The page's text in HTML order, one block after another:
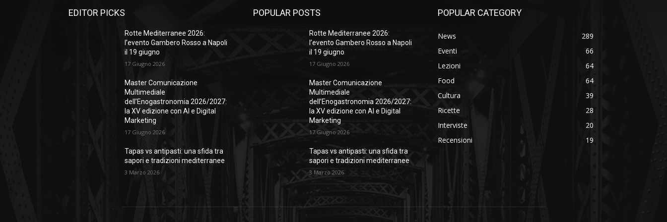
EDITOR PICKS
Rotte Mediterranee 2026:
l’evento Gambero Rosso a Napoli
il 19 giugno
17 Giugno 2026
Master Comunicazione
Multimediale
dell’Enogastronomia 2026/2027:
la XV edizione con AI e Digital
Marketing
17 Giugno 2026
Tapas vs antipasti: una sfida tra
sapori e tradizioni mediterranee
3 Marzo 2026
POPULAR POSTS
Rotte Mediterranee 2026:
l’evento Gambero Rosso a Napoli
il 19 giugno
17 Giugno 2026
Master Comunicazione
Multimediale
dell’Enogastronomia 2026/2027:
la XV edizione con AI e Digital
Marketing
17 Giugno 2026
Tapas vs antipasti: una sfida tra
sapori e tradizioni mediterranee
3 Marzo 2026
POPULAR CATEGORY
News
289
Eventi
66
Lezioni
64
Food
64
Cultura
39
Ricette
28
Interviste
20
Recensioni
19